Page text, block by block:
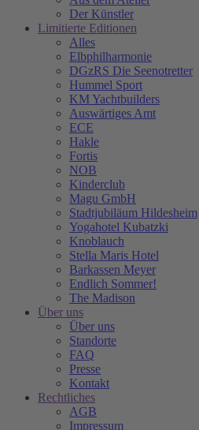
Der Künstler
Limitierte Editionen
Alles
Elbphilharmonie
DGzRS Die Seenotretter
Hummel Sport
KM Yachtbuilders
Auswärtiges Amt
ECE
Hakle
Fortis
NOB
Kinderclub
Magu GmbH
Stadtjubiläum Hildesheim
Yogahotel Kubatzki
Knoblauch
Stella Maris Hotel
Barkassen Meyer
Endlich Sommer!
The Madison
Über uns
Über uns
Standorte
FAQ
Presse
Kontakt
Rechtliches
AGB
Impressum